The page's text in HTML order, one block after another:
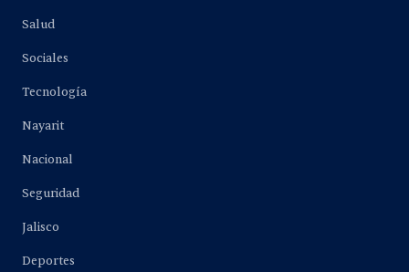
Salud
Sociales
Tecnología
Nayarit
Nacional
Seguridad
Jalisco
Deportes